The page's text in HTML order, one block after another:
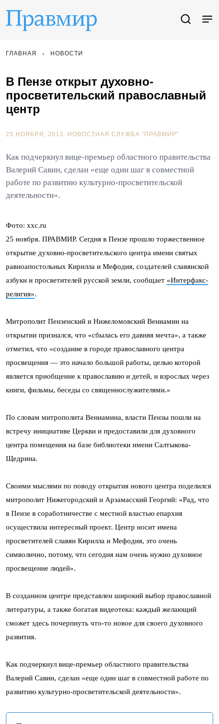
ГЛАВНАЯ НОВОСТИ
В Пензе открыт духовно-
просветительский православный
центр
25 НОЯБРЯ, 2013. НОВОСТНАЯ СЛУЖБА "ПРАВМИР"
Как подчеркнул вице-премьер областного правительства
Валерий Савин, сделан «еще один шаг в совместной
работе по развитию культурно-просветительской
деятельности».
Фото: xxc.ru
25 ноября. ПРАВМИР. Сегдня в Пензе прошло торжественное
открытие духовно-просветительского центра имени святых
равноапостольных Кирилла и Мефодия, создателей славянской
азбуки и просветителей русской земли, сообщает «Интерфакс-
религия».
Митрополит Пензенский и Нижеломовский Вениамин на
открытии признался, что «сбылась его давняя мечта», а также
отметил, что «создание в городе православного центра
просвещения — это начало большой работы, целью которой
является приобщение к православию и детей, и взрослых через
книги, фильмы, беседы со священнослужителями.»
По словам митрополита Вениамина, власти Пензы пошли на
встречу инициативе Церкви и предоставили для духовного
центра помещения на базе библиотеки имени Салтыкова-
Щедрина.
Своими мыслями по поводу открытия нового центра поделился
митрополит Нижегородский и Арзамасский Георгий: «Рад, что
в Пензе в соработничестве с местной властью епархия
осуществила интересный проект. Центр носит имена
просветителей славян Кирилла и Мефодия, это очень
символично, потому, что сегодня нам очень нужно духовное
просвещение людей».
В созданном центре представлен широкий выбор православной
литературы, а также богатая видеотека: каждый желающий
сможет здесь почерпнуть что-то новое для своего духовного
развития.
Как подчеркнул вице-премьер областного правительства
Валерий Савин, сделан «еще один шаг в совместной работе по
развитию культурно-просветительской деятельности».